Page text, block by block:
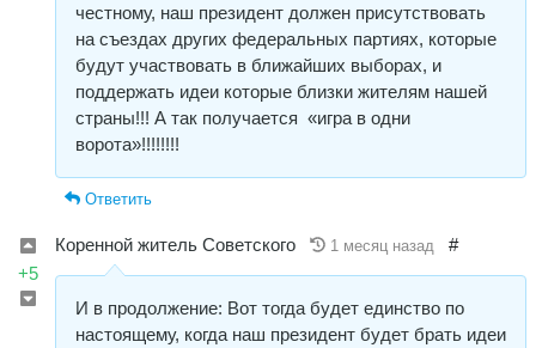
честному, наш президент должен присутствовать
на съездах других федеральных партиях, которые
будут участвовать в ближайших выборах, и
поддержать идеи которые близки жителям нашей
страны!!! А так получается «игра в одни
ворота»!!!!!!!!
Ответить
+5
Коренной житель Советского 1 месяц назад #
И в продолжение: Вот тогда будет единство по
настоящему, когда наш президент будет брать идеи